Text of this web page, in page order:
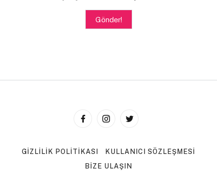
Gönder!
GIZLILIK POLITIKASI
KULLANICI SÖZLEŞMESI
BIZE ULAŞIN